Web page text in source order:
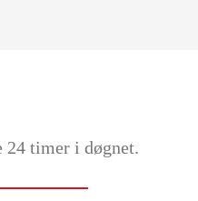
timer i døgnet.